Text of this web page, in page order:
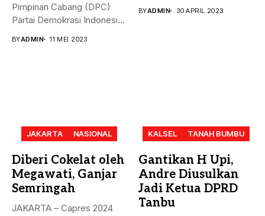
Pimpinan Cabang (DPC)
Partai Demokrasi Indonesia
BYADMIN 11 MEI 2023
BYADMIN 30 APRIL 2023
JAKARTA NASIONAL
Diberi Cokelat oleh
Megawati, Ganjar
Semringah
JAKARTA – Capres 2024
KALSEL TANAH BUMBU
Gantikan H Upi,
Andre Diusulkan
Jadi Ketua DPRD
Tanbu